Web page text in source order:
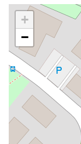
+
−